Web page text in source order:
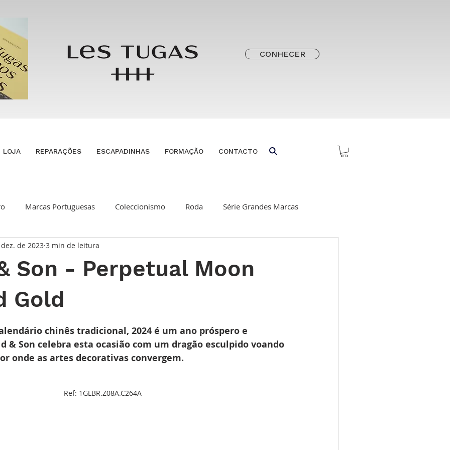
CONHECER
LOJA REPARAÇÕES ESCAPADINHAS FORMAÇÃO CONTACTO
Marcas Portuguesas Coleccionismo Roda Série Grandes Marcas
Principal Série Solares
Son - Perpetual Moon
Gold
de 2023 3 min de leitura
5 estrelas.
chinês tradicional, 2024 é um ano próspero e
& Son celebra esta ocasião com um dragão esculpido voando
onde as artes decorativas convergem.
Ref: 1GLBR.Z08A.C264A